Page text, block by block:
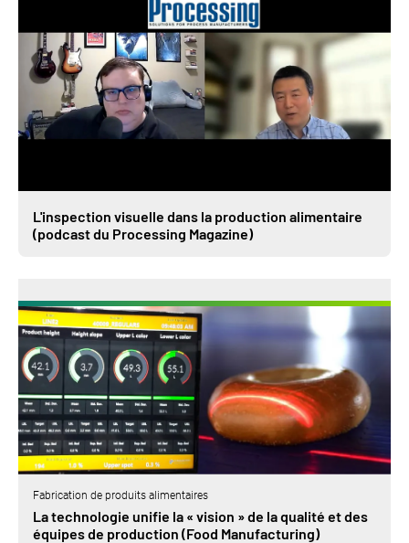
L'inspection visuelle dans la production alimentaire
(podcast du Processing Magazine)
Fabrication de produits alimentaires
La technologie unifie la « vision » de la qualité et des
équipes de production (Food Manufacturing)